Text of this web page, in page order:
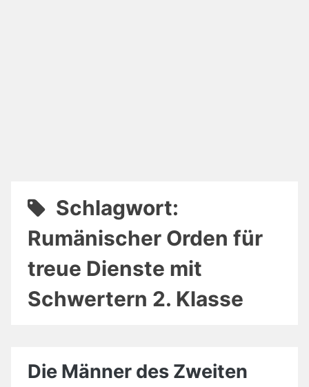
Schlagwort:
Rumänischer Orden für
treue Dienste mit
Schwertern 2. Klasse
Die Männer des Zweiten